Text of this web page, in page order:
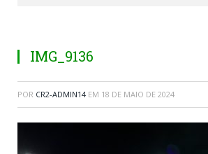
IMG_9136
POR CR2-ADMIN14 EM 18 DE MAIO DE 2024